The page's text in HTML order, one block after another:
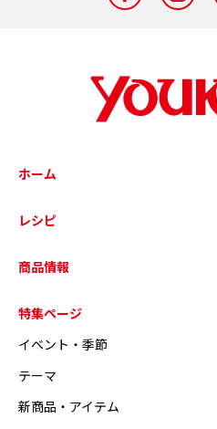
ホーム
レシピ
商品情報
特集ページ
イベント・季節
テーマ
新商品・アイテム